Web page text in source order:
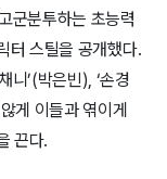
군분투하는 초능력
터 스틸을 공개했다.
니’(박은빈), ‘손경
게 이들과 엮이게
끈다.